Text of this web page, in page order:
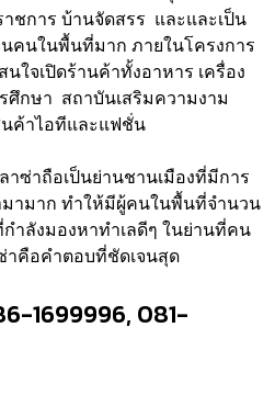
าชการ บ้านจัดสรร และและเป็น
คนในพื้นที่มาก ภายในโครงการ
ใจเปิดร้านค้าทั้งอาหาร เครื่อง
ศึกษา สถาบันเสริมความงาม
ค้าไอทีและแฟชั่น
ซ่าถือเป็นย่านชานเมืองที่มีการ
มามาก ทำให้มีผู้คนในพื้นที่จำนวน
ำลังมองหาทำเลดีๆ ในย่านที่คน
คือคำตอบที่ชัดเจนสุด
1699996, 081-